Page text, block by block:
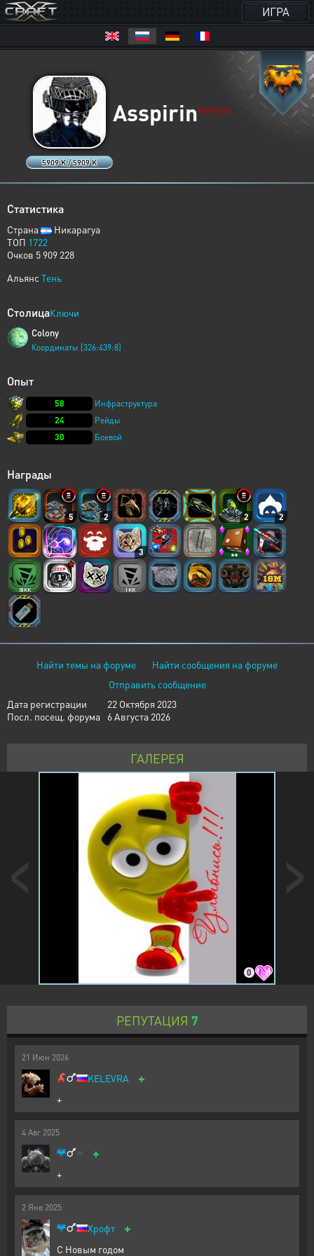
ИГРА
5909 K / 5909 K
AsspirinHUMANS
Статистика
Страна
Никарагуа
ТОП 1722
Очков 5 909 228
Альянс Тень
СтолицаКлючи
Colony
Координаты [326:439:8]
Опыт
58
Инфраструктура
24
Рейды
30
Боевой
Награды
5 2 2 2
3
Найти темы на форуме
Найти сообщения на форуме
Отправить сообщение
Дата регистрации
22 Октября 2023
Посл. посещ. форума
6 Августа 2026
ГАЛЕРЕЯ
0
РЕПУТАЦИЯ 7
21 Июн 2026
KELEVRA +
+
4 Авг 2025
+
+
2 Янв 2025
Хрофт +
С Новым годом